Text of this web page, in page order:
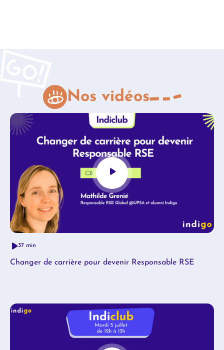
Nos vidéos
37 min
Changer de carrière pour devenir Responsable RSE